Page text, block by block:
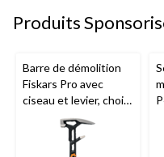
Produits
Barre de démolition
Fiskars Pro avec
ciseau et levier, choix
de tailles